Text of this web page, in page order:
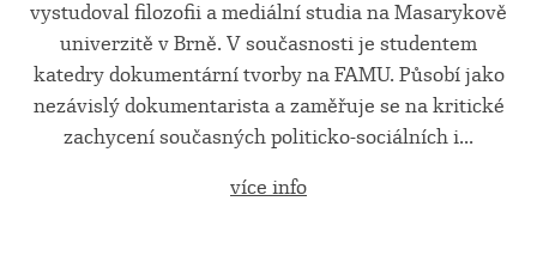
vystudoval filozofii a mediální studia na Masarykově
univerzitě v Brně. V současnosti je studentem
katedry dokumentární tvorby na FAMU. Působí jako
nezávislý dokumentarista a zaměřuje se na kritické
zachycení současných politicko-sociálních i...
více info